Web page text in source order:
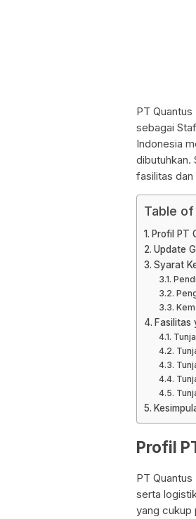
PT
sebagai
Indonesia
dibutuhkan.
fasilitas dan
Table
Profil PT
Update
Syarat
Fasilitas
Profil
PT
serta
yang cukup